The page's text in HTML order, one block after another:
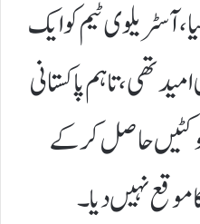
آسٹریلوی ٹیم کو ایک
تھی، تاہم پاکستانی
حاصل کرکے
موقع نہیں دیا۔